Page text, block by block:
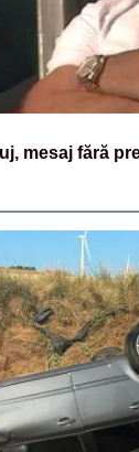
mesaj fără